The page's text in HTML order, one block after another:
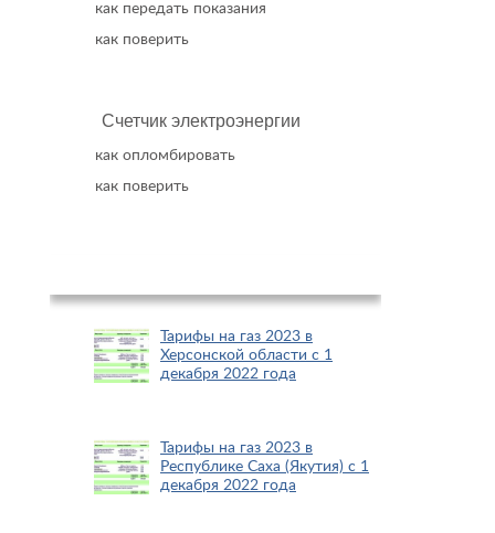
как передать показания
как поверить
Счетчик электроэнергии
как опломбировать
как поверить
Тарифы на газ 2023 в
Херсонской области с 1
декабря 2022 года
Тарифы на газ 2023 в
Республике Саха (Якутия) с 1
декабря 2022 года